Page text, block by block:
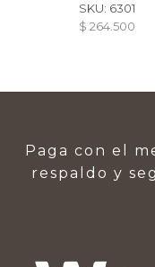
SKU: 6301
$ 264.500
Paga con el
respaldo y